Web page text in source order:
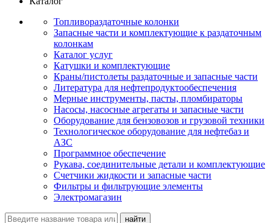
Топливораздаточные колонки
Запасные части и комплектующие к раздаточным
колонкам
Каталог услуг
Катушки и комплектующие
Краны/пистолеты раздаточные и запасные части
Литература для нефтепродуктообеспечения
Мерные инструменты, пасты, пломбираторы
Насосы, насосные агрегаты и запасные части
Оборудование для бензовозов и грузовой техники
Технологическое оборудование для нефтебаз и
АЗС
Программное обеспечение
Рукава, соединительные детали и комплектующие
Счетчики жидкости и запасные части
Фильтры и фильтрующие элементы
Электромагазин